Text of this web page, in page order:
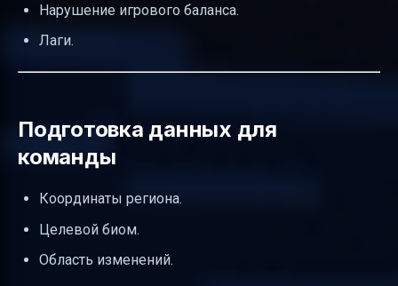
Нарушение игрового баланса.
Лаги.
Подготовка данных для
команды
Координаты региона.
Целевой биом.
Область изменений.